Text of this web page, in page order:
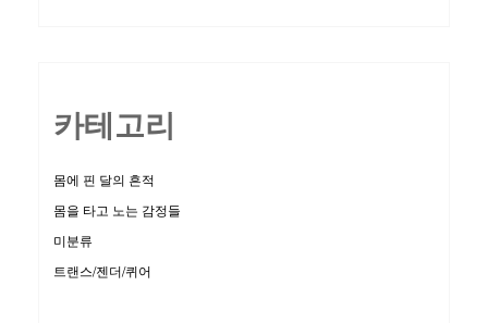
카테고리
몸에 핀 달의 흔적
몸을 타고 노는 감정들
미분류
트랜스/젠더/퀴어